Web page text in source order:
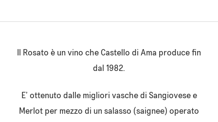
Il Rosato è un vino che Castello di Ama produce fin
dal 1982.
E’ ottenuto dalle migliori vasche di Sangiovese e
Merlot per mezzo di un salasso (saignee) operato